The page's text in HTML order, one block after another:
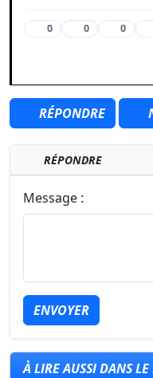
0 0 0
RÉPONDRE
RÉPONDRE
Message :
ENVOYER
À LIRE AUSSI DANS